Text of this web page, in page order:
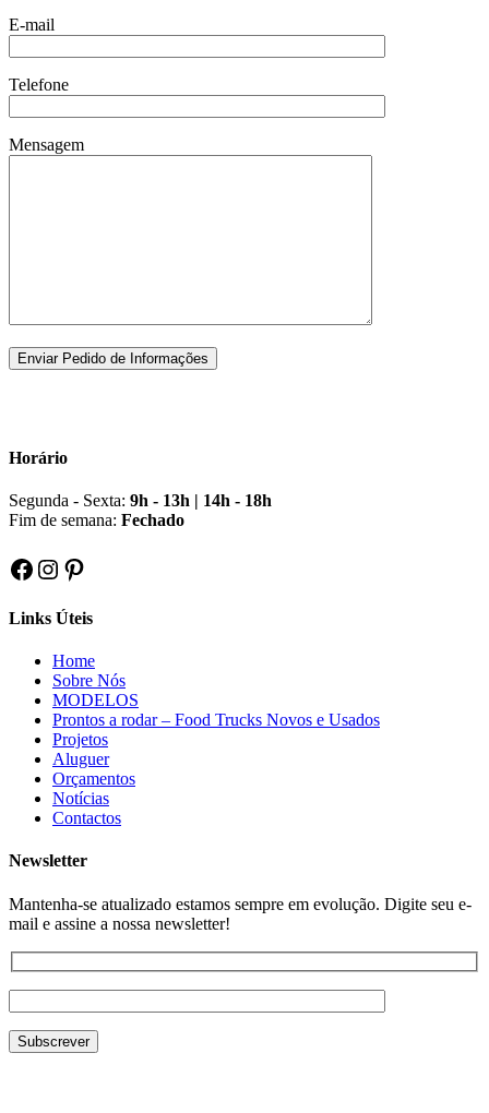
E-mail
Telefone
Mensagem
Horário
Segunda - Sexta: 9h - 13h | 14h - 18h
Fim de semana: Fechado
Facebook
Instagram
Pinterest
Links Úteis
Home
Sobre Nós
MODELOS
Prontos a rodar – Food Trucks Novos e Usados
Projetos
Aluguer
Orçamentos
Notícias
Contactos
Newsletter
Mantenha-se atualizado estamos sempre em evolução. Digite seu e-
mail e assine a nossa newsletter!